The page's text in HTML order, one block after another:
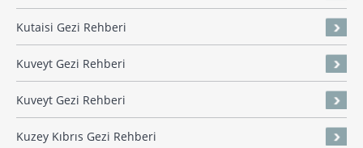
Kutaisi Gezi Rehberi
Kuveyt Gezi Rehberi
Kuveyt Gezi Rehberi
Kuzey Kıbrıs Gezi Rehberi